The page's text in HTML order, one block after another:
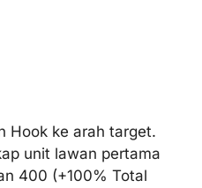
Hook ke arah target.
unit lawan pertama
400 (+100% Total